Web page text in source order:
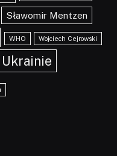
Sławomir Mentzen
WHO Wojciech Cejrowski